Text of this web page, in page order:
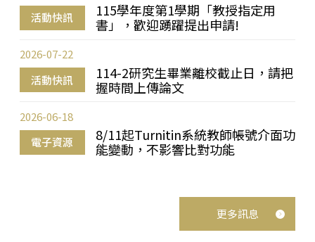
活動快訊
115學年度第1學期「教授指定用
書」，歡迎踴躍提出申請!
活動快訊
114-2研究生畢業離校截止日，請把
握時間上傳論文
2026-07-22
電子資源
8/11起Turnitin系統教師帳號介面功
能變動，不影響比對功能
2026-06-18
更多訊息